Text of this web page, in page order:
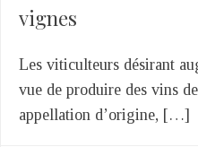
vignes
Les viticulteurs désirant
vue de produire des vins
appellation d’origine, […]